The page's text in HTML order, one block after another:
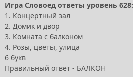
Игра Словоед ответы уровень 628:
1. Концертный зал
2. Домик и двор
3. Комната с балконом
4. Розы, цветы, улица
6 букв
Правильный ответ - БАЛКОН